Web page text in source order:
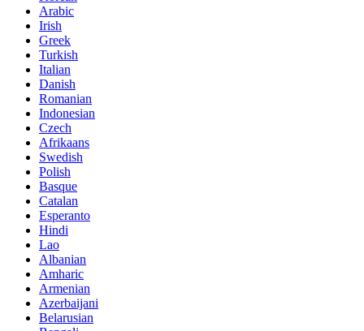
Arabic
Irish
Greek
Turkish
Italian
Danish
Romanian
Indonesian
Czech
Afrikaans
Swedish
Polish
Basque
Catalan
Esperanto
Hindi
Lao
Albanian
Amharic
Armenian
Azerbaijani
Belarusian